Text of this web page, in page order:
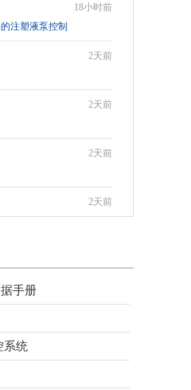
18小时前
注塑液泵控制
2天前
2天前
2天前
2天前
手册
系统